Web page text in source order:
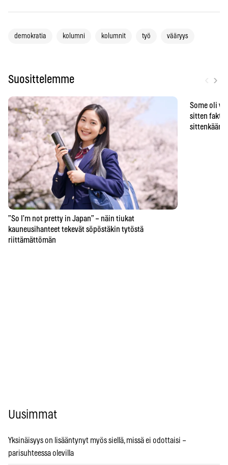
demokratia kolumni kolumnit työ vääryys
Suosittelemme ›
”So I’m not pretty in Japan” – näin tiukat
kauneusihanteet tekevät söpöstäkin tytöstä
riittämättömän
Some oli
sitten
sittenkään
Uusimmat
Yksinäisyys on lisääntynyt myös siellä, missä ei odottaisi –
parisuhteessa olevilla